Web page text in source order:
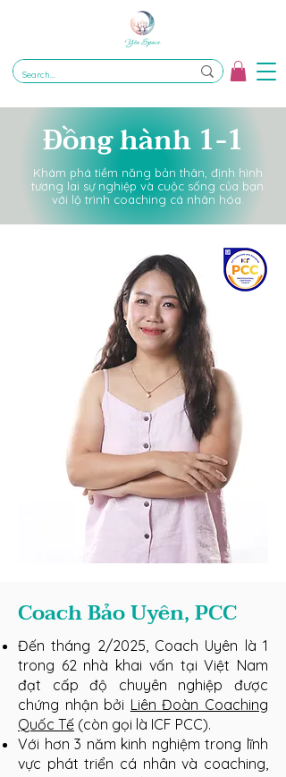
Đồng hành 1-1
Khám phá tiềm năng bản thân, định hình
tương lai sự nghiệp và cuộc sống của bạn
với lộ trình coaching cá nhân hóa.
Coach Bảo Uyên, PCC
Đến tháng 2/2025, Coach Uyên là 1
trong 62 nhà khai vấn tại Việt Nam
đạt cấp độ chuyên nghiệp được
chứng nhận bởi Liên Đoàn Coaching
Quốc Tế (còn gọi là ICF PCC).
Với hơn 3 năm kinh nghiệm trong lĩnh
vực phát triển cá nhân và coaching,